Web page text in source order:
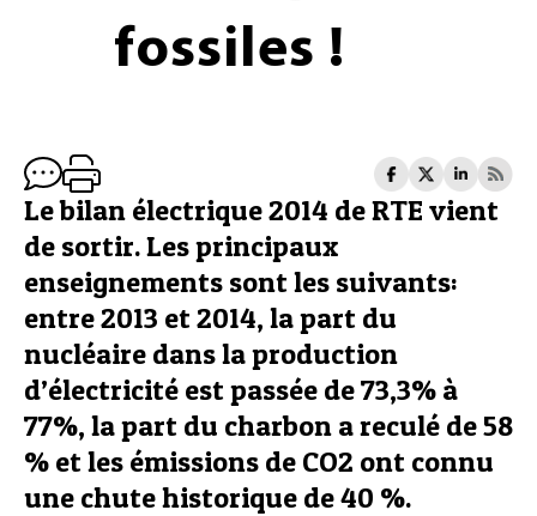
fossiles !
Le bilan électrique 2014 de RTE vient
de sortir. Les principaux
enseignements sont les suivants:
entre 2013 et 2014, la part du
nucléaire dans la production
d’électricité est passée de 73,3% à
77%, la part du charbon a reculé de 58
% et les émissions de CO2 ont connu
une chute historique de 40 %.